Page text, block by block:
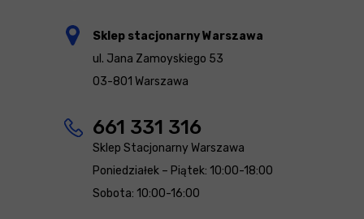
Sklep stacjonarny Warszawa
ul. Jana Zamoyskiego 53
03-801 Warszawa
661 331 316
Sklep Stacjonarny Warszawa
Poniedziałek – Piątek: 10:00-18:00
Sobota: 10:00-16:00